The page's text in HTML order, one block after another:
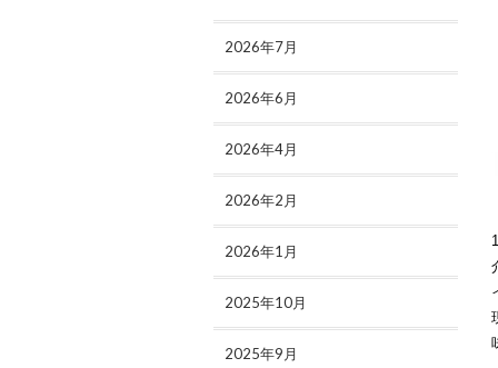
2026年7月
2026年6月
2026年4月
2026年2月
2026年1月
2025年10月
2025年9月